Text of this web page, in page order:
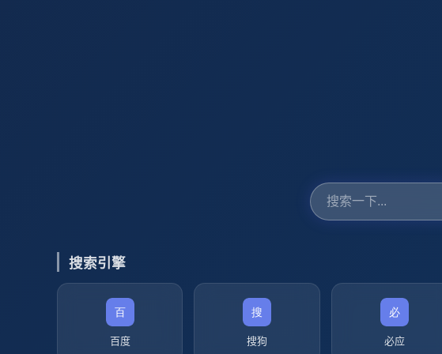
搜索引擎
百度 搜狗 必应